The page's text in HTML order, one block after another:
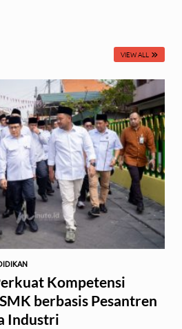
VIEW ALL
Kompetensi
berbasis Pesantren
Industri